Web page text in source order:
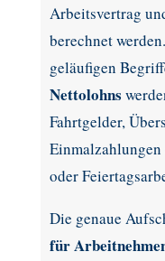
Arbeitsvertrag
berechnet
geläufigen
Nettolohns
Fahrtgelder,
oder
Die genaue
für